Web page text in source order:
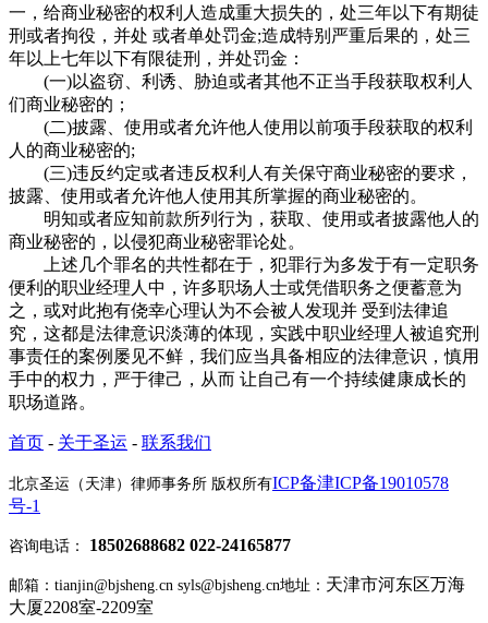
一，给商业秘密的权利人造成重大损失的，处三年以下有期徒
刑或者拘役，并处 或者单处罚金;造成特别严重后果的，处三
年以上七年以下有限徒刑，并处罚金：
(一)以盗窃、利诱、胁迫或者其他不正当手段获取权利人
们商业秘密的；
(二)披露、使用或者允许他人使用以前项手段获取的权利
人的商业秘密的;
(三)违反约定或者违反权利人有关保守商业秘密的要求，
披露、使用或者允许他人使用其所掌握的商业秘密的。
明知或者应知前款所列行为，获取、使用或者披露他人的
商业秘密的，以侵犯商业秘密罪论处。
上述几个罪名的共性都在于，犯罪行为多发于有一定职务
便利的职业经理人中，许多职场人士或凭借职务之便蓄意为
之，或对此抱有侥幸心理认为不会被人发现并 受到法律追
究，这都是法律意识淡薄的体现，实践中职业经理人被追究刑
事责任的案例屡见不鲜，我们应当具备相应的法律意识，慎用
手中的权力，严于律己，从而 让自己有一个持续健康成长的
职场道路。
首页 - 关于圣运 - 联系我们
北京圣运（天津）律师事务所 版权所有ICP备津ICP备19010578
号-1
咨询电话： 18502688682 022-24165877
邮箱：tianjin@bjsheng.cn syls@bjsheng.cn地址： 天津市河东区万海
大厦2208室-2209室